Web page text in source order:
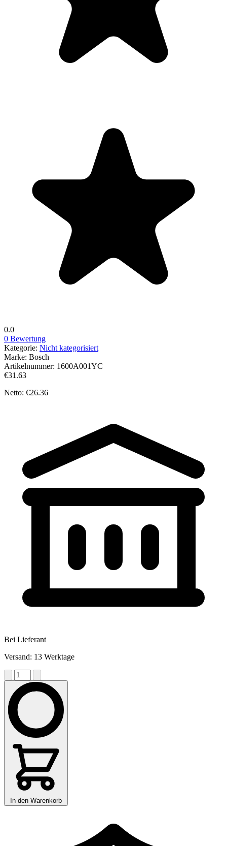
0.0
0 Bewertung
Kategorie: Nicht kategorisiert
Marke: Bosch
Artikelnummer: 1600A001YC
€31.63
Netto: €26.36
Bei Lieferant
Versand: 13 Werktage
In den Warenkorb